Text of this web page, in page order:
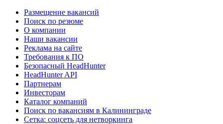
Размещение вакансий
Поиск по резюме
О компании
Наши вакансии
Реклама на сайте
Требования к ПО
Безопасный HeadHunter
HeadHunter API
Партнерам
Инвесторам
Каталог компаний
Поиск по вакансиям в Калининграде
Сетка: соцсеть для нетворкинга